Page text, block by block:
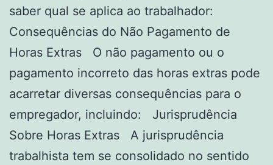
saber qual se aplica ao trabalhador:
Consequências do Não Pagamento de
Horas Extras O não pagamento ou o
pagamento incorreto das horas extras pode
acarretar diversas consequências para o
empregador, incluindo: Jurisprudência
Sobre Horas Extras A jurisprudência
trabalhista tem se consolidado no sentido